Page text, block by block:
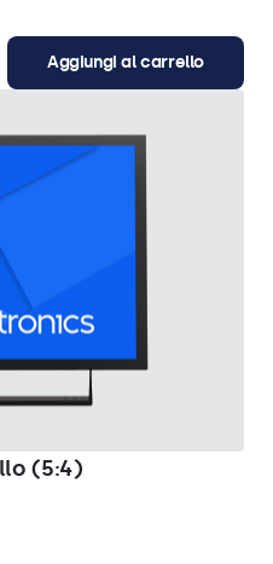
Aggiungi al carrello
(5:4)